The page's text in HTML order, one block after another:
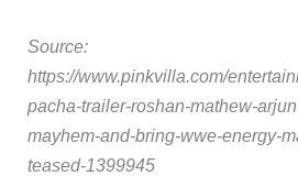
Source:
https://www.pinkvilla.com/
pacha-trailer-roshan-mathew-
mayhem-and-bring-wwe-energy-
teased-1399945